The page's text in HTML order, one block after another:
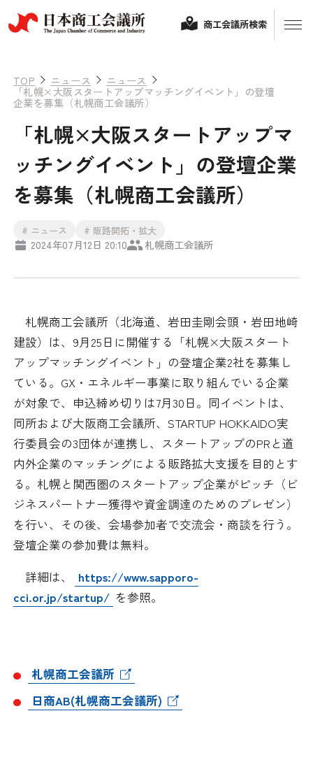
経営相談
融資制度・補助金
検定試験
ビジネス交流
海外ビジネス・貿易証明
情報提供・広報
その他サービス
調査・研究
日本商工会議所とは
組織概要
役員紹介
日商のあゆみ
委員会・専門委員会
青年部・女性会
情報公開
アクセス
商工会議所検索
TOP ニュース ニュース
「札幌×大阪スタートアップマッチングイベント」の登壇
企業を募集（札幌商工会議所）
「札幌×大阪スタートアップマ
ッチングイベント」の登壇企業
を募集（札幌商工会議所）
# ニュース # 販路開拓・拡大
2024年07月12日 20:10 札幌商工会議所
札幌商工会議所（北海道、岩田圭剛会頭・岩田地崎
建設）は、9月25日に開催する「札幌×大阪スタート
アップマッチングイベント」の登壇企業2社を募集し
ている。GX・エネルギー事業に取り組んでいる企業
が対象で、申込締め切りは7月30日。同イベントは、
同所および大阪商工会議所、STARTUP HOKKAIDO実
行委員会の3団体が連携し、スタートアップのPRと道
内外企業のマッチングによる販路拡大支援を目的とす
る。札幌と関西圏のスタートアップ企業がピッチ（ビ
ジネスパートナー獲得や資金調達のためのプレゼン）
を行い、その後、会場参加者で交流会・商談を行う。
登壇企業の参加費は無料。
詳細は、
https://www.sapporo-
cci.or.jp/startup/ を参照。
札幌商工会議所
日商AB(札幌商工会議所)